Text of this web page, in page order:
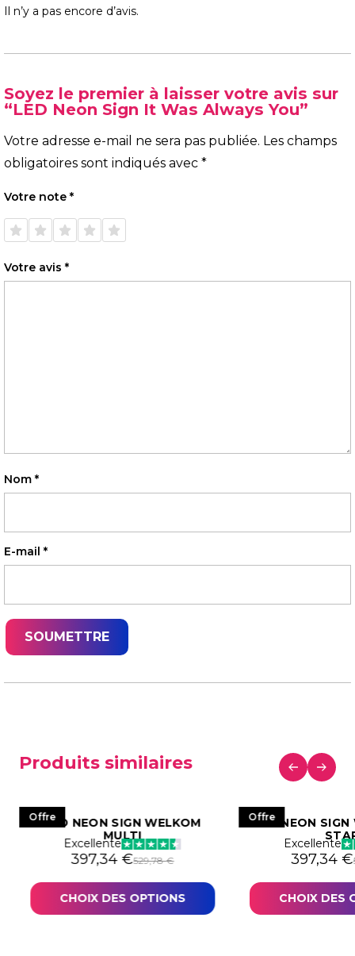
Il n’y a pas encore d’avis.
Soyez le premier à laisser votre avis sur
“LED Neon Sign It Was Always You”
Votre adresse e-mail ne sera pas publiée. Les champs
obligatoires sont indiqués avec *
Votre note *
1 étoile
sur 5
2 étoiles
sur 5
3 étoiles
sur 5
4 étoiles
sur 5
5 étoiles
sur 5
Votre avis *
Nom *
E-mail *
Produits similaires
OffreLED NEON SIGN WELKOM
MULTI
Excellente
529,78€
Le prix initial était : 529,78 €.
397,34 €
Le prix actuel est : 397,34 €.
CHOIX DES OPTIONS
Offre
LED NEON SIGN
Excellente
Le prix
397,34 €
Le prix
CHOIX DES